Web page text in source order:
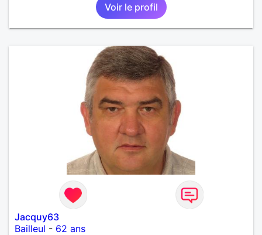
Voir le profil
Jacquy63
Bailleul - 62 ans